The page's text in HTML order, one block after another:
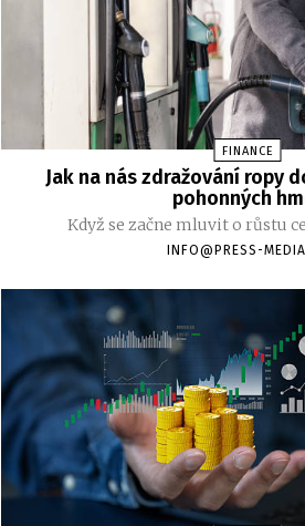
FINANCE
Jak na nás zdražování ropy
pohonných
Když se začne mluvit o růstu
INFO@PRESS-